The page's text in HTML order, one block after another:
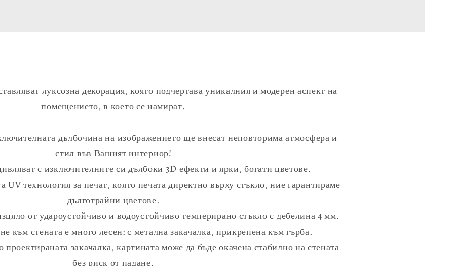
луксозна декорация, която подчертава уникалния и модерен аспект на
помещението, в което се намират.
дълбочина на изображението ще внесат неповторима атмосфера и
стил във Вашият интериор!
с изключителните си дълбоки 3D ефекти и ярки, богати цветове.
UV технология за печат, която печата директно върху стъкло, ние гарантираме
дълготрайни цветове.
от удароустойчиво и водоустойчиво темперирано стъкло с дебелина 4 мм.
към стената е много лесен: с метална закачалка, прикрепена към гърба.
закачалка, картината може да бъде окачена стабилно на стената
без риск от падане.